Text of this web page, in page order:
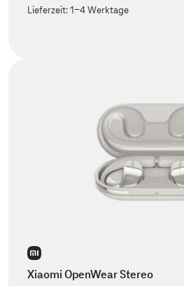
Lieferzeit:1-4 Werktage
Xiaomi OpenWear Stereo